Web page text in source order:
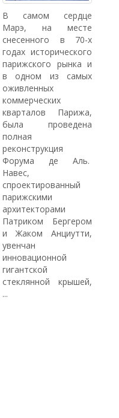
В самом сердце
Марэ, на месте
снесенного в 70-х
годах исторического
парижского рынка и
в одном из самых
оживленных
коммерческих
кварталов Парижа,
была проведена
полная
реконструкция
Форума де Аль.
Навес,
спроектированный
парижскими
архитекторами
Патриком Бергером
и Жаком Анциутти,
увенчан
инновационной
гигантской
стеклянной крышей,
...